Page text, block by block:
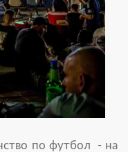
по футбол - на